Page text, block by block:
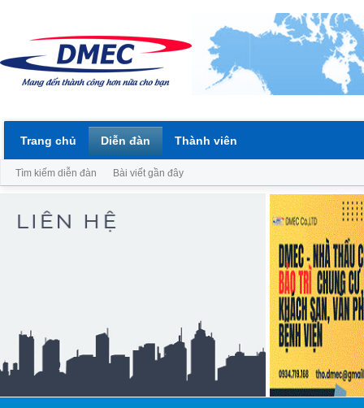
Trang chủ Diễn đàn
Tìm kiếm diễn đàn Bài viết gần đây
Thành viên